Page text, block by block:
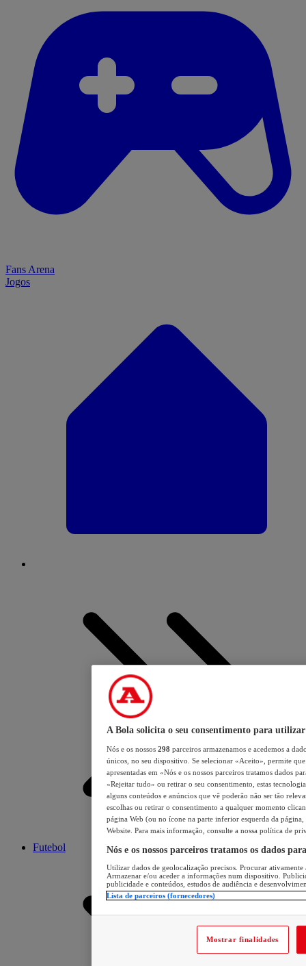
Fans Arena
Jogos
Futebol
A Bola solicita o seu consentimento para utilizar
Nós e os nossos 298 parceiros armazenamos e acedemos a
únicos, no seu dispositivo. Se selecionar «Aceito», permite
apresentadas em «Nós e os nossos parceiros tratamos dados
«Rejeitar tudo» ou retirar o seu consentimento, estas
alguns conteúdos e anúncios que vê poderão não ser tão
escolhas ou retirar o consentimento a qualquer momento
página Web (ou no ícone na parte inferior esquerda da página,
Website. Para mais informação, consulte a nossa política de
Nós e os nossos parceiros tratamos os dados
Utilizar dados de geolocalização precisos. Procurar
Armazenar e/ou aceder a informações num dispositivo.
publicidade e conteúdos, estudos de audiência e
Lista de parceiros (fornecedores)
Mostrar finalidades